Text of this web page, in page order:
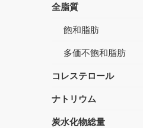
全脂質
飽和脂肪
多価不飽和脂肪
コレステロール
ナトリウム
炭水化物総量